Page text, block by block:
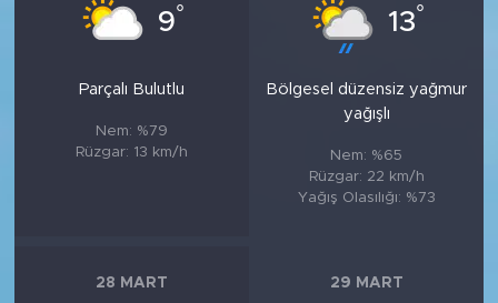
9°
Parçalı Bulutlu
Nem: %79
Rüzgar: 13 km/h
13°
Bölgesel düzensiz yağmur
yağışlı
Nem: %65
Rüzgar: 22 km/h
Yağış Olasılığı: %73
28 MART 29 MART